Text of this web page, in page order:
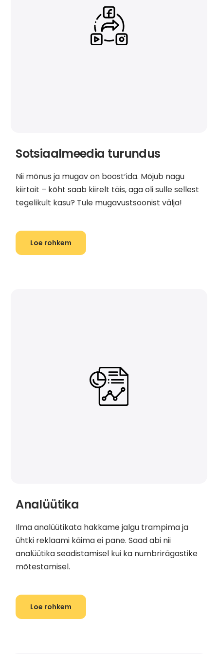
Sotsiaalmeedia turundus
Nii mõnus ja mugav on boost’ida. Mõjub nagu
kiirtoit – kõht saab kiirelt täis, aga oli sulle sellest
tegelikult kasu? Tule mugavustsoonist välja!
Loe rohkem
Analüütika
Ilma analüütikata hakkame jalgu trampima ja
ühtki reklaami käima ei pane. Saad abi nii
analüütika seadistamisel kui ka numbrirägastike
mõtestamisel.
Loe rohkem